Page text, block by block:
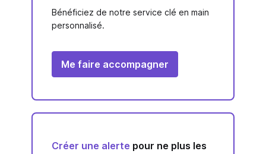
Bénéficiez de notre service clé en main
personnalisé.
Me faire accompagner
Créer une alerte pour ne plus les